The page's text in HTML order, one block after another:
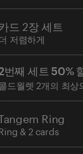
드 2장 세트
저렴하게
번째 세트 50%
드월렛 2개의 최상
Ring
& 2 cards